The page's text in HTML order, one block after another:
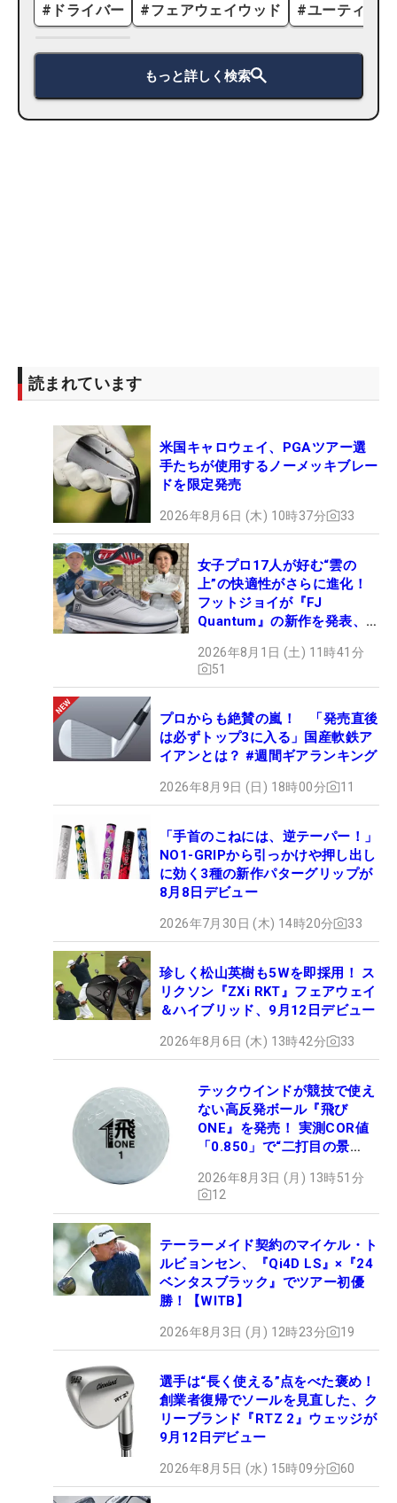
# ドライバー #フェアウェイウッド #ユーティリ
もっと詳しく検索
読まれています
米国キャロウェイ、PGAツアー選
手たちが使用するノーメッキブレー
ドを限定発売
2026年8月6日 (木) 10時37分 33
女子プロ17人が好む“雲の
上”の快適性がさらに進化！
フットジョイが『FJ
Quantum』の新作を発表、8
2026年8月1日 (土) 11時41分
51
プロからも絶賛の嵐！ 「発売直後
は必ずトップ3に入る」国産軟鉄ア
イアンとは？ #週間ギアランキング
2026年8月9日 (日) 18時00分 11
「手首のこねには、逆テーパー！」
NO1-GRIPから引っかけや押し出し
に効く3種の新作パターグリップが
8月8日デビュー
2026年7月30日 (木) 14時20分 33
珍しく松山英樹も5Wを即採用！ ス
リクソン『ZXi RKT』フェアウェイ
＆ハイブリッド、9月12日デビュー
2026年8月6日 (木) 13時42分 33
テックウインドが競技で使え
ない高反発ボール『飛び
ONE』を発売！ 実測COR値
「0.850」で“二打目の景
2026年8月3日 (月) 13時51分
12
テーラーメイド契約のマイケル・ト
ルビョンセン、『Qi4D LS』×『24
ベンタスブラック』でツアー初優
勝！【WITB】
2026年8月3日 (月) 12時23分 19
選手は“長く使える”点をべた褒め！
創業者復帰でソールを見直した、ク
リーブランド『RTZ 2』ウェッジが
9月12日デビュー
2026年8月5日 (水) 15時09分 60